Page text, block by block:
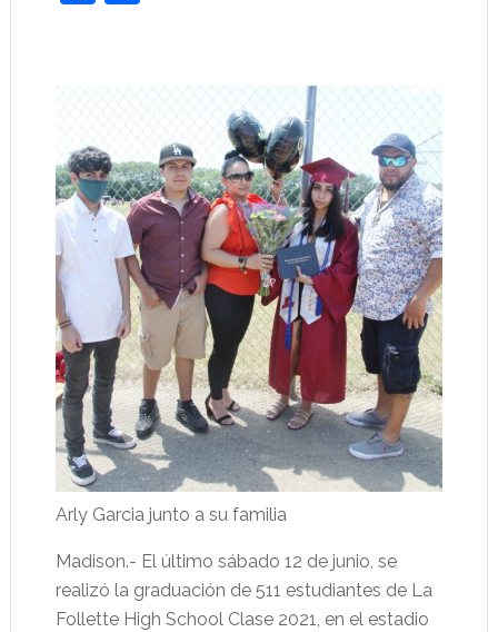
Arly Garcia junto a su familia
Madison.- El último sábado 12 de junio, se
realizó la graduación de 511 estudiantes de La
Follette High School Clase 2021, en el estadio